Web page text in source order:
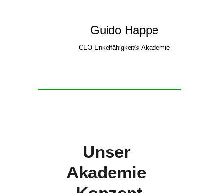
Guido Happe
CEO Enkelfähigkeit®-Akademie
Unser
Akademie